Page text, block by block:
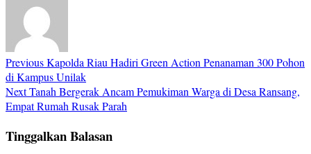
PreviousKapolda Riau Hadiri Green Action Penanaman 300 Pohon
di Kampus Unilak
NextTanah Bergerak Ancam Pemukiman Warga di Desa Ransang,
Empat Rumah Rusak Parah
Tinggalkan Balasan